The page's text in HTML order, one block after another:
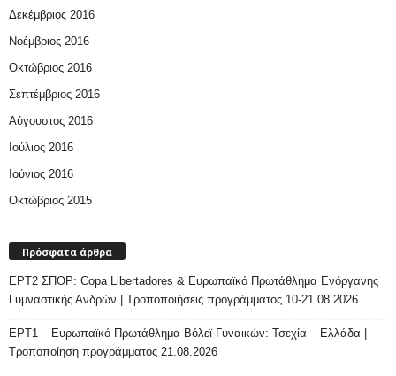
Δεκέμβριος 2016
Νοέμβριος 2016
Οκτώβριος 2016
Σεπτέμβριος 2016
Αύγουστος 2016
Ιούλιος 2016
Ιούνιος 2016
Οκτώβριος 2015
Πρόσφατα άρθρα
ΕΡΤ2 ΣΠΟΡ: Copa Libertadores & Ευρωπαϊκό Πρωτάθλημα Ενόργανης
Γυμναστικής Ανδρών | Τροποποιήσεις προγράμματος 10-21.08.2026
ΕΡΤ1 – Ευρωπαϊκό Πρωτάθλημα Βόλεϊ Γυναικών: Τσεχία – Ελλάδα |
Τροποποίηση προγράμματος 21.08.2026